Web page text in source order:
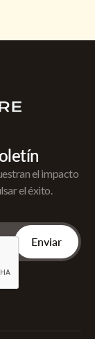
el impacto
el éxito.